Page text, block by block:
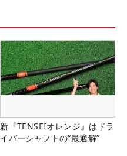
新『TENSEIオレンジ』はドラ
イバーシャフトの“最適解”